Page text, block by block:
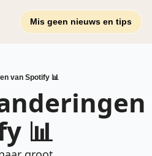
Mis geen nieuws en tips
van Spotify 📊
📊